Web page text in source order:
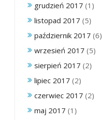
grudzień 2017 (1)
listopad 2017 (5)
październik 2017 (6)
wrzesień 2017 (5)
sierpień 2017 (2)
lipiec 2017 (2)
czerwiec 2017 (2)
maj 2017 (1)